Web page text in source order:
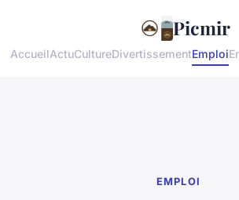
Picmir
AccueilActuCultureDivertissementEmploi
EMPLOI